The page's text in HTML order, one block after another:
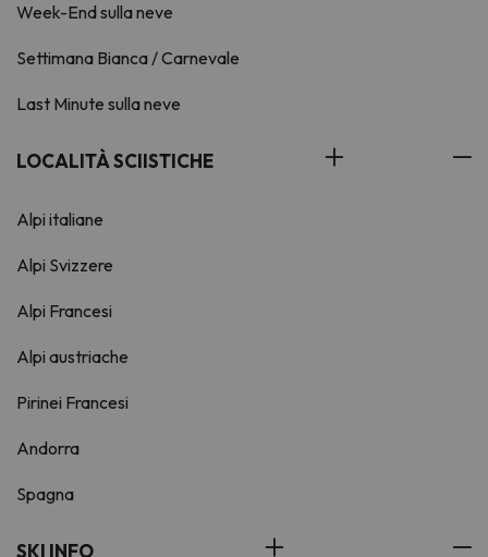
Week-End sulla neve
Settimana Bianca / Carnevale
Last Minute sulla neve
LOCALITÀ SCIISTICHE
Alpi italiane
Alpi Svizzere
Alpi Francesi
Alpi austriache
Pirinei Francesi
Andorra
Spagna
SKI INFO